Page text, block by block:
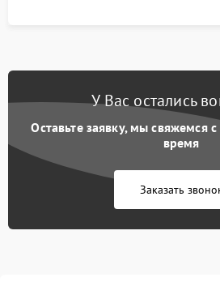
У Вас остались
Оставьте заявку, мы свяжемся
время
Заказать